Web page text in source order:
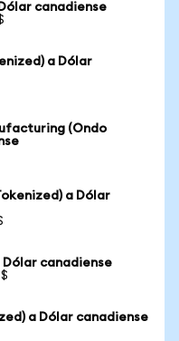
canadiense
a Dólar
(Ondo
a Dólar
Dólar canadiense
a Dólar canadiense